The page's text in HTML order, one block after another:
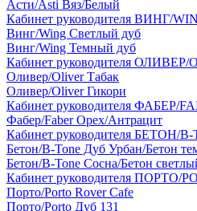
Асти/Asti Вяз/Белый
Кабинет руководителя ВИНГ/
Винг/Wing Светлый дуб
Винг/Wing Темный дуб
Кабинет руководителя ОЛИВЕР/
Оливер/Oliver Табак
Оливер/Oliver Гикори
Кабинет руководителя ФАБЕР/
Фабер/Faber Орех/Антрацит
Кабинет руководителя БЕТОН/B-
Бетон/B-Tone Дуб Урбан/Бетон
Бетон/B-Tone Сосна/Бетон
Кабинет руководителя ПОРТО/
Порто/Porto Rover Cafe
Порто/Porto Дуб 131